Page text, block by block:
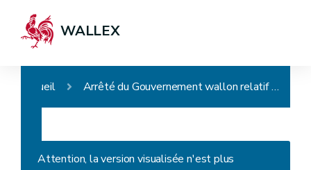
WALLEX
Accueil Arrêté du Gouvernement wallon relatif aux obligations de service public dans le marché de l'électricité
Attention, la version visualisée n'est plus